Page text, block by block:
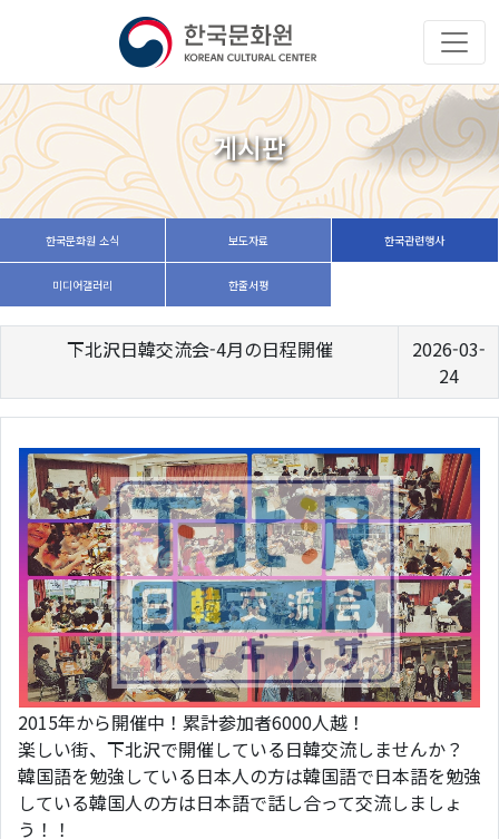
게시판
한국문화원 소식 보도자료 한국관련행사
미디어갤러리 한줄서평
下北沢日韓交流会-4月の日程開催
2026-03-
24
2015年から開催中！累計参加者6000人越！
楽しい街、下北沢で開催している日韓交流しませんか？
韓国語を勉強している日本人の方は韓国語で日本語を勉強
している韓国人の方は日本語で話し合って交流しましょ
う！！